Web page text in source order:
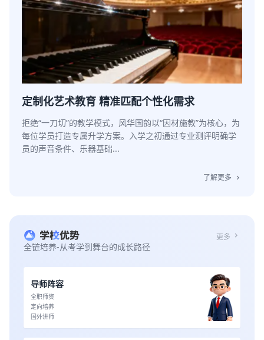
定制化艺术教育 精准匹配个性化需求
拒绝“一刀切”的教学模式，风华国韵以“因材施教”为核心，为
每位学员打造专属升学方案。入学之初通过专业测评明确学
员的声音条件、乐器基础...
了解更多 chevron_right
全链培养-从考学到舞台的成长路径
更多 chevron_right
导师阵容
全职师资
定向培养
国外讲师